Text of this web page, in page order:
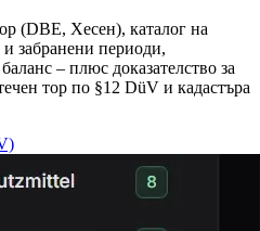
(DBE, Хесен), каталог на
забранени периоди,
– плюс доказателство за
тор по §12 DüV и кадастъра